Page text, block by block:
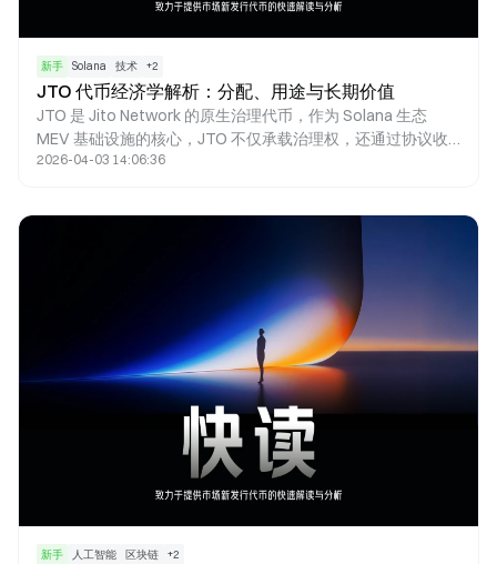
新手 Solana 技术 +2
JTO 代币经济学解析：分配、用途与长期价值
JTO 是 Jito Network 的原生治理代币，作为 Solana 生态
MEV 基础设施的核心，JTO 不仅承载治理权，还通过协议收
益和生态激励绑定了验证者、质押者与搜索者的利益。总供应
2026-04-03 14:06:36
新手 人工智能 区块链 +2